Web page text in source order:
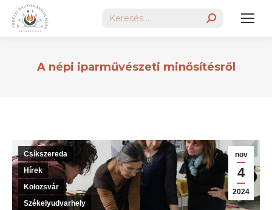
Search:
A népi iparművészeti minősítésről
nov
4
2024
Csíkszereda
Hírek
Kolozsvár
Székelyudvarhely